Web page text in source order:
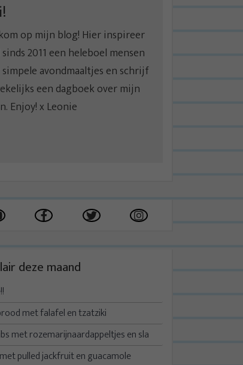
op mijn blog! Hier inspireer
2011 een heleboel mensen
avondmaaltjes en schrijf
een dagboek over mijn
Enjoy! x Leonie
deze maand
met falafel en tzatziki
met rozemarijnaardappeltjes en sla
met pulled jackfruit en guacamole